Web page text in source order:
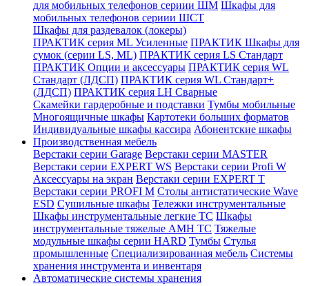
для мобильных телефонов сериии ШМ Шкафы для
мобильных телефонов сериии ШСТ
Шкафы для раздевалок (локеры)
ПРАКТИК серия ML Усиленные ПРАКТИК Шкафы для
сумок (серии LS, ML) ПРАКТИК cерия LS Стандарт
ПРАКТИК Опции и аксессуары ПРАКТИК серия WL
Стандарт (ЛДСП) ПРАКТИК серия WL Стандарт+
(ЛДСП) ПРАКТИК серия LH Сварные
Скамейки гардеробные и подставки Тумбы мобильные
Многоящичные шкафы Картотеки больших форматов
Индивидуальные шкафы кассира Абонентские шкафы
Производственная мебель
Верстаки серии Garage Верстаки серии MASTER
Верстаки серии EXPERT WS Верстаки серии Profi W
Аксессуары на экран Верстаки серии EXPERT T
Верстаки серии PROFI M Столы антистатические Wave
ESD Cушильные шкафы Тележки инструментальные
Шкафы инструментальные легкие ТС Шкафы
инструментальные тяжелые AMH TC Тяжелые
модульные шкафы серии HARD Тумбы Стулья
промышленные Cпециализированная мебель Системы
хранения инструмента и инвентаря
Автоматические системы хранения